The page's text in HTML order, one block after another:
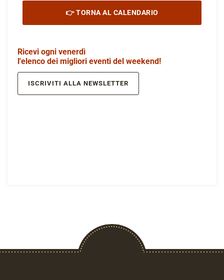
👉 TORNA AL CALENDARIO
Ricevi ogni venerdì
l'elenco dei migliori eventi del weekend!
ISCRIVITI ALLA NEWSLETTER